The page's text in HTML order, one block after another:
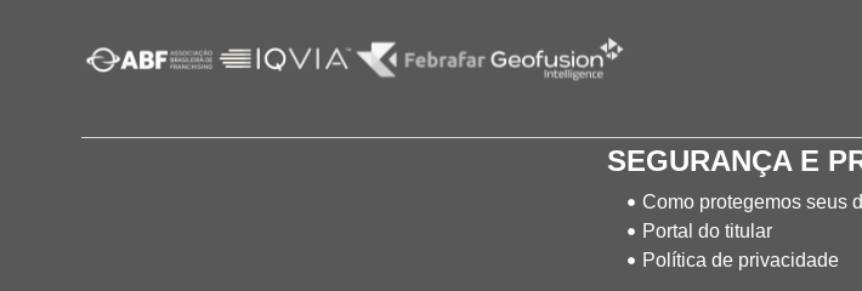
SEGURANÇA E
Como protegemos seus
Portal do titular
Política de privacidade